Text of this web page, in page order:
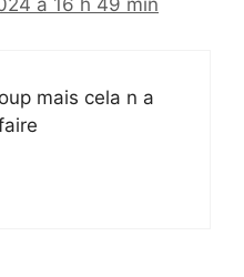
à 16 h 49 min
mais cela n a